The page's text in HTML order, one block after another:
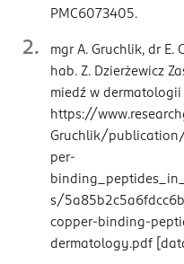
PMC6073405.
mgr A. Gruchlik, dr E.
hab. Z. Dzierżewicz
miedź w
https://
Gruchlik/
per-
s/
copper-binding-
dermatology.pdf